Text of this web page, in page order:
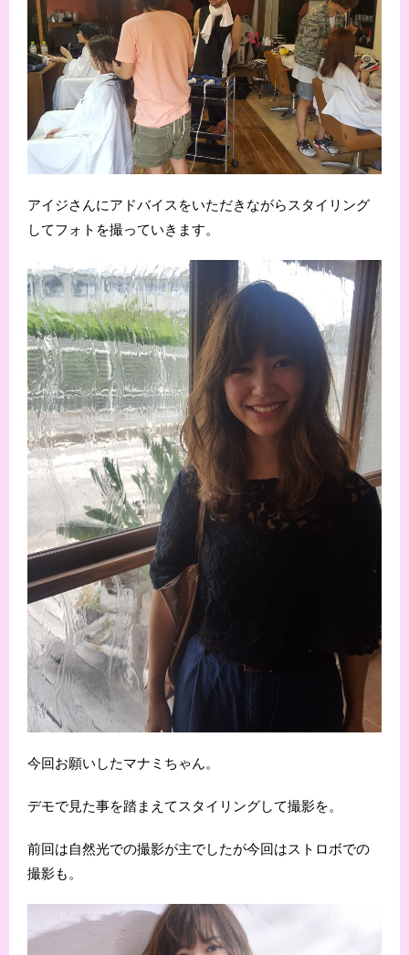
アイジさんにアドバイスをいただきながらスタイリング
してフォトを撮っていきます。
今回お願いしたマナミちゃん。
デモで見た事を踏まえてスタイリングして撮影を。
前回は自然光での撮影が主でしたが今回はストロボでの
撮影も。